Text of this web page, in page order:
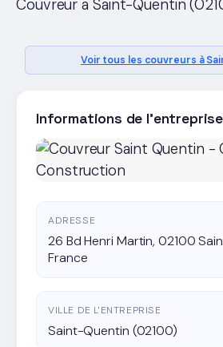
Couvreur a Saint-Quentin
Voir tous les couvreurs à
Informations de l'entreprise
ADRESSE
26 Bd Henri Martin, 02100
France
VILLE DE L'ENTREPRISE
Saint-Quentin (02100)